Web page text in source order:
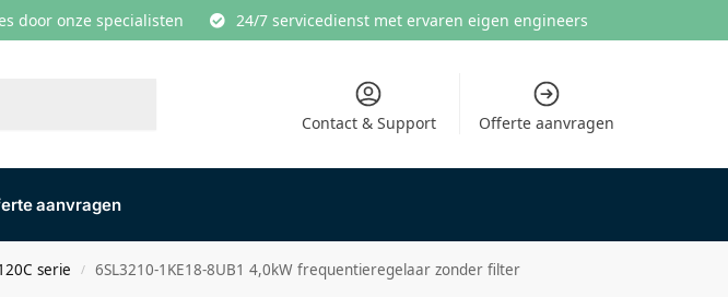
door onze specialisten 24/7 servicedienst met ervaren eigen engineers
Contact & Support Offerte aanvragen
aanvragen
serie / 6SL3210-1KE18-8UB1 4,0kW frequentieregelaar zonder filter